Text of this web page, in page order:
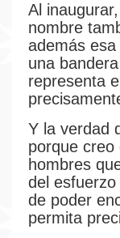
Al
nombre
además
una
representa
Y la verdad
porque
hombres
del
de poder
permita